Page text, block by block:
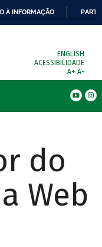
À INFORMAÇÃO
ENGLISH
ACESSIBILIDADE
A+ A-
do
Web